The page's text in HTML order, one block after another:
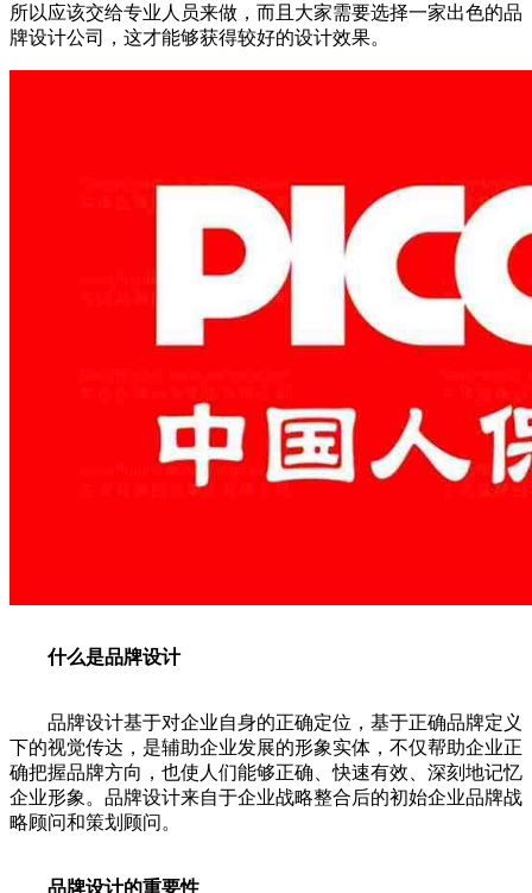
所以应该交给专业人员来做，而且大家需要选择一家出色的品
牌设计公司，这才能够获得较好的设计效果。
什么是品牌设计
品牌设计基于对企业自身的正确定位，基于正确品牌定义
下的视觉传达，是辅助企业发展的形象实体，不仅帮助企业正
确把握品牌方向，也使人们能够正确、快速有效、深刻地记忆
企业形象。品牌设计来自于企业战略整合后的初始企业品牌战
略顾问和策划顾问。
品牌设计的重要性